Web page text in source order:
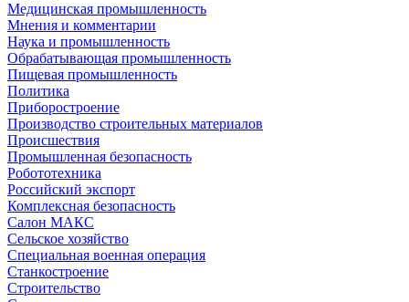
Медицинская промышленность
Мнения и комментарии
Наука и промышленность
Обрабатывающая промышленность
Пищевая промышленность
Политика
Приборостроение
Производство строительных материалов
Происшествия
Промышленная безопасность
Робототехника
Российский экспорт
Комплексная безопасность
Салон МАКС
Сельское хозяйство
Специальная военная операция
Станкостроение
Строительство